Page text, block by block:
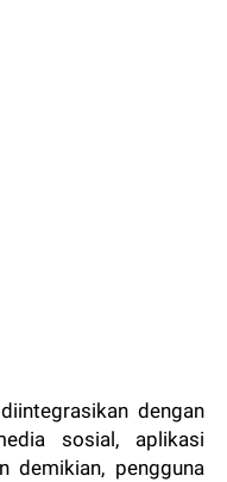
dengan
sosial, aplikasi
demikian, pengguna